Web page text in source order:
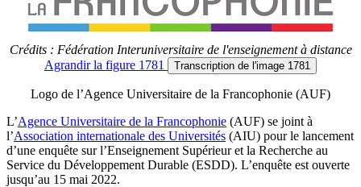
Crédits : Fédération Interuniversitaire de l'enseignement à distance
Agrandirla figure 1781 Transcription de l'image 1781
Logo de l’Agence Universitaire de la Francophonie (AUF)
L’Agence Universitaire de la Francophonie (AUF) se joint à
l’Association internationale des Universités (AIU) pour le lancement
d’une enquête sur l’Enseignement Supérieur et la Recherche au
Service du Développement Durable (ESDD). L’enquête est ouverte
jusqu’au 15 mai 2022.